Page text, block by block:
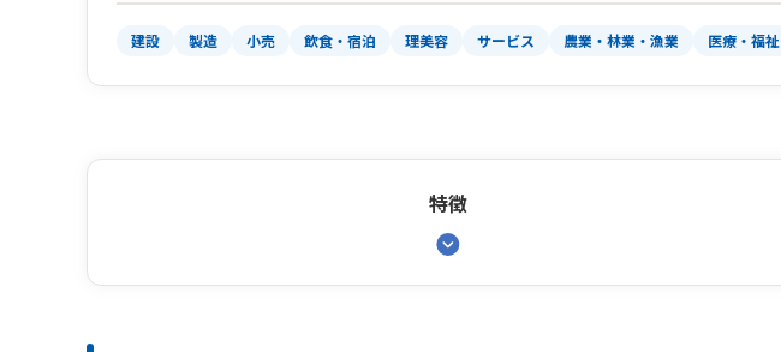
建設 製造 小売 飲食・宿泊 理美容 サービス 農業・林業・漁業 医療・福祉
特徴